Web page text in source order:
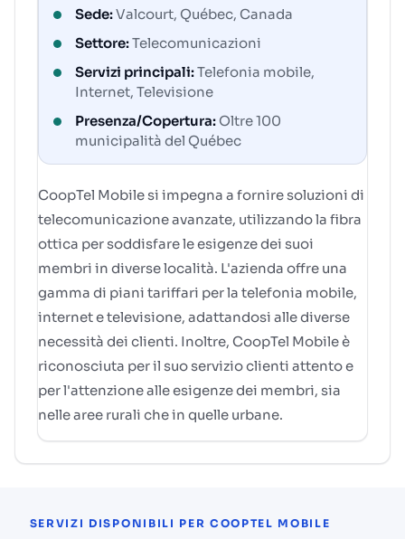
Sede:Valcourt, Québec, Canada
Settore:Telecomunicazioni
Servizi principali:Telefonia mobile,
Internet, Televisione
Presenza/Copertura: Oltre 100
municipalità del Québec
CoopTel Mobile si impegna a fornire soluzioni di
telecomunicazione avanzate, utilizzando la fibra
ottica per soddisfare le esigenze dei suoi
membri in diverse località. L'azienda offre una
gamma di piani tariffari per la telefonia mobile,
internet e televisione, adattandosi alle diverse
necessità dei clienti. Inoltre, CoopTel Mobile è
riconosciuta per il suo servizio clienti attento e
per l'attenzione alle esigenze dei membri, sia
nelle aree rurali che in quelle urbane.
SERVIZI DISPONIBILI PER COOPTEL MOBILE